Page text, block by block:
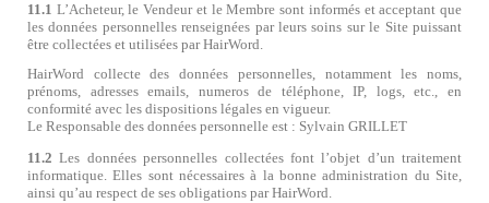
11.1 L’Acheteur, le Vendeur et le Membre sont informés et acceptant que
les données personnelles renseignées par leurs soins sur le Site puissant
être collectées et utilisées par HairWord.
HairWord collecte des données personnelles, notamment les noms,
prénoms, adresses emails, numeros de téléphone, IP, logs, etc., en
conformité avec les dispositions légales en vigueur.
Le Responsable des données personnelle est : Sylvain GRILLET
11.2 Les données personnelles collectées font l’objet d’un traitement
informatique. Elles sont nécessaires à la bonne administration du Site,
ainsi qu’au respect de ses obligations par HairWord.